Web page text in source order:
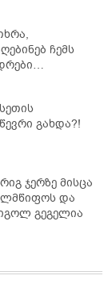
ჩემს
დაჰყავდა
გახდა?!
ჯერზე მისცა
და
გეგელია